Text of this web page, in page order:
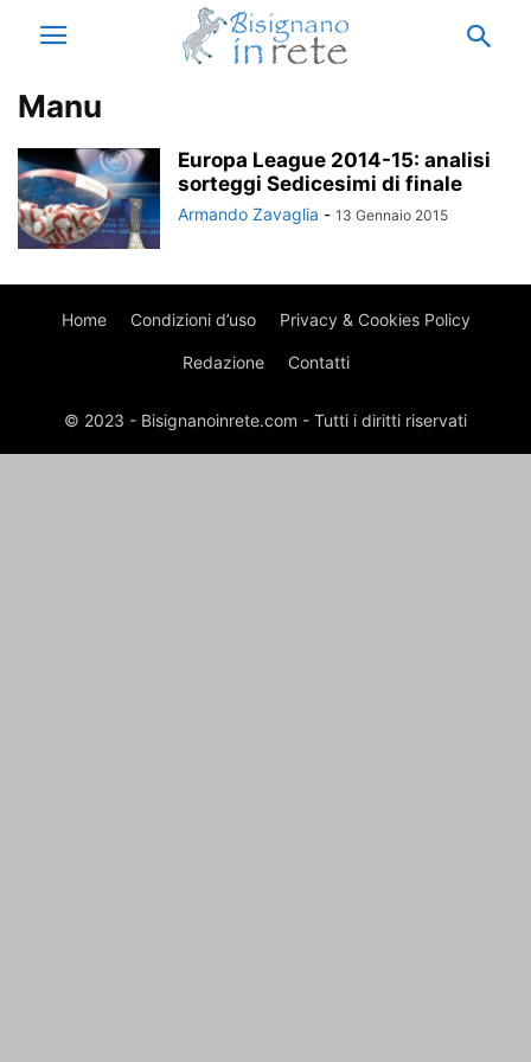
Manu
Europa League 2014-15: analisi
sorteggi Sedicesimi di finale
Armando Zavaglia - 13 Gennaio 2015
Home Condizioni d’uso Privacy & Cookies Policy
Redazione Contatti
© 2023 - Bisignanoinrete.com - Tutti i diritti riservati